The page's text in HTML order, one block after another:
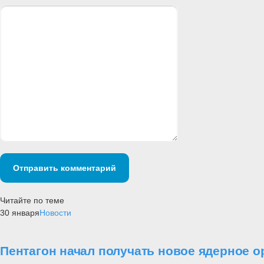
Отправить комментарий
Читайте по теме
30 январяНовости
Пентагон начал получать новое ядерное